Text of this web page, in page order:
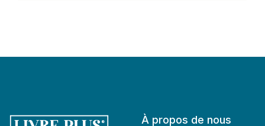
À propos de nous